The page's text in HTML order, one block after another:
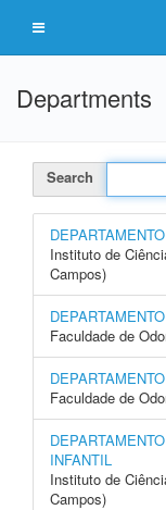
Departments
Search
Instituto de
Campos)
Faculdade de
Faculdade de
INFANTIL
Instituto de
Campos)